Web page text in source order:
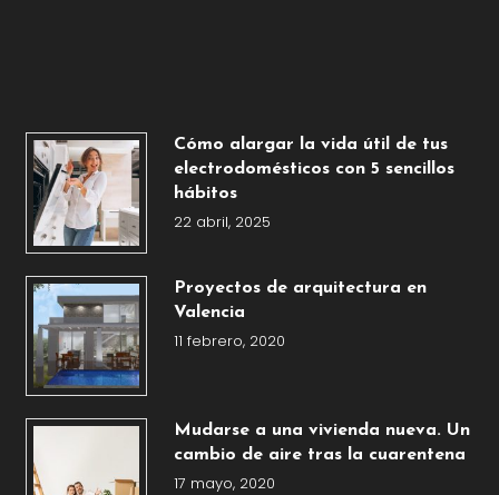
Cómo alargar la vida útil de tus
electrodomésticos con 5 sencillos
hábitos
22 abril, 2025
Proyectos de arquitectura en
Valencia
11 febrero, 2020
Mudarse a una vivienda nueva. Un
cambio de aire tras la cuarentena
17 mayo, 2020